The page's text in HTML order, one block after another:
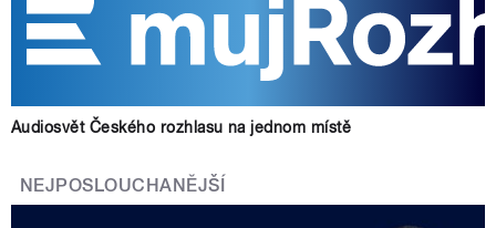
Audiosvět Českého rozhlasu na jednom místě
NEJPOSLOUCHANĚJŠÍ